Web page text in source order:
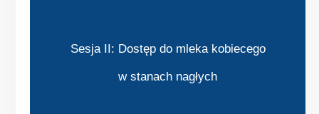
Sesja II: Dostęp do mleka kobiecego
w stanach nagłych